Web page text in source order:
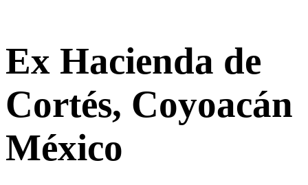
Ex Hacienda de
Cortés, Coyoacán
México